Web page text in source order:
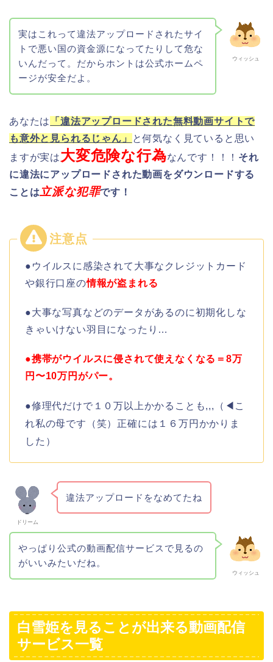
ウィッシュ
実はこれって違法アップロードされたサイ
トで悪い国の資金源になってたりして危な
いんだって。だからホントは公式ホームペ
ージが安全だよ。
あなたは
「違法アップロードされた無料動画サイトで
も意外と見られるじゃん」
と何気なく見ていると思い
ますが実は大変危険な行為なんです！！！ それ
に違法にアップロードされた動画をダウンロードする
ことは 立派な犯罪です！
●ウイルスに感染されて大事なクレジットカード
や銀行口座の情報が盗まれる
●大事な写真などのデータがあるのに初期化しな
きゃいけない羽目になったり…
●携帯がウイルスに侵されて使えなくなる＝8万
円〜10万円がパー。
●修理代だけで１０万以上かかることも,,,（◀こ
れ私の母です（笑）正確には１６万円かかりま
した）
ドリーム
違法アップロードをなめてたね
ウィッシュ
やっぱり公式の動画配信サービスで見るの
がいいみたいだね。
白雪姫を見ることが出来る動画配信
サービス一覧